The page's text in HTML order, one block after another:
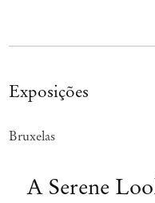
Exposições
Bruxelas
A Serene